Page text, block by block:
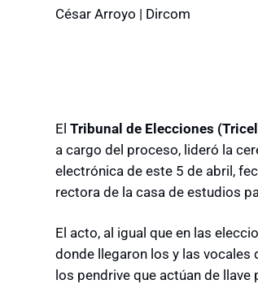
César Arroyo | Dircom
El Tribunal de Elecciones
a cargo del proceso, lideró la
electrónica de este 5 de abril,
rectora de la casa de estudios
El acto, al igual que en las
donde llegaron los y las vocales
los pendrive que actúan de llave